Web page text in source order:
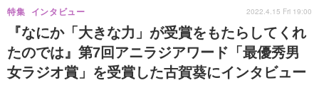
グッズ イベント
声優 コスプレ
ラキりす
連載マンガ一覧
番組・動画
番組・動画一覧 ラジオ
動画
連載・ブログ
連載・ブログ一覧 コラム
『なにか「大きな力」が受賞をもたらしてくれ
たのでは』第7回アニラジアワード「最優秀男
女ラジオ賞」を受賞した古賀葵にインタビュー
特集 インタビュー 2022.4.15 Fri 19:00